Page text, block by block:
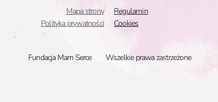
Mapa strony
Polityka prywatności
Regulamin
Cookies
Fundacja Mam Serce Wszelkie prawa zastrzeżone